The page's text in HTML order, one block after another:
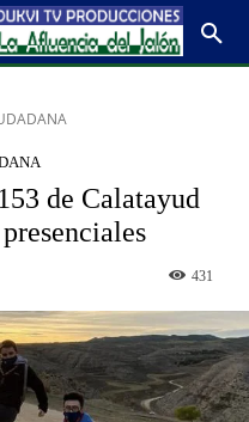
de Calatayud
431